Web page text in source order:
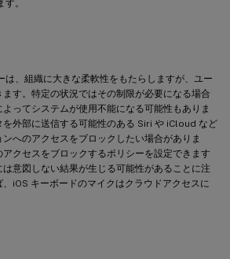
。
は、組織に大きな柔軟性をもたらしますが、ユー
す。特定の状況ではその制限が必要になる場合
ってシステムが使用不能になる可能性もありま
を外部に送信する可能性のある Siri や iCloud など
へのアクセスをブロックしたい場合がありま
クセスをブロックするポリシーを設定できます
意図しない結果が生じる可能性があることに注
iOS キーボードのマイクはクラウドアクセスに